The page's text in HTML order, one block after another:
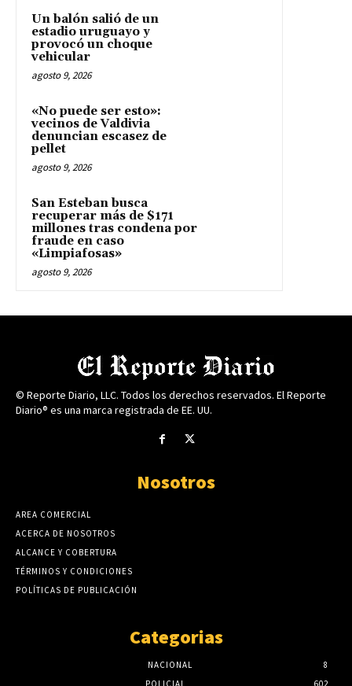
Un balón salió de un
estadio uruguayo y
provocó un choque
vehicular
agosto 9, 2026
«No puede ser esto»:
vecinos de Valdivia
denuncian escasez de
pellet
agosto 9, 2026
San Esteban busca
recuperar más de $171
millones tras condena por
fraude en caso
«Limpiafosas»
agosto 9, 2026
© Reporte Diario, LLC. Todos los derechos reservados. El Reporte
Diario® es una marca registrada de EE. UU.
Nosotros
AREA COMERCIAL
ACERCA DE NOSOTROS
ALCANCE Y COBERTURA
TÉRMINOS Y CONDICIONES
POLÍTICAS DE PUBLICACIÓN
Categorias
NACIONAL
8
POLICIAL
602